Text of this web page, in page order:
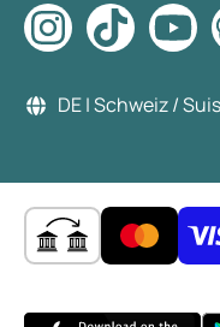
DE | Schweiz /